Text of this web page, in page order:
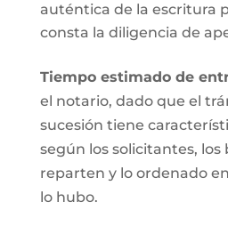
auténtica de la escritura
consta la diligencia de
Tiempo estimado de
el notario, dado que el
sucesión tiene
según los solicitantes, los
reparten y lo ordenado
lo hubo.